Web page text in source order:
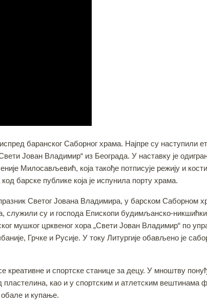
баранског Саборног храма. Најпре су наступили
Јован Владимир“ из Београда. У наставку је
Милосављевић, која такође потписује режију и
барске публике која је испунила порту храма.
Светог Јована Владимира, у барском Саборном
су и господа Епископи будимљанско-никшићки
мушког црквеног хора „Свети Јован Владимир“ по
Грчке и Русије. У току Литургије обављено је
креативне и спортске станице за децу. У мноштву
пластелина, као и у спортским и атлетским
обале и купање.